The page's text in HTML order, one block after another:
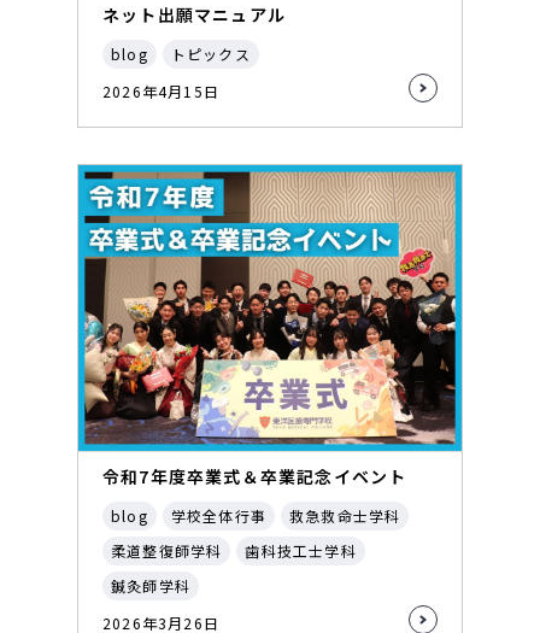
ネット出願マニュアル
blog
トピックス
2026年4月15日
令和7年度卒業式＆卒業記念イベント
blog 学校全体行事
救急救命士学科
柔道整復師学科
歯科技工士学科
鍼灸師学科
2026年3月26日